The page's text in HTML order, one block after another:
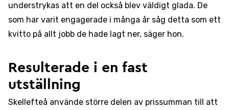
understrykas att en del också blev väldigt glada. De
som har varit engagerade i många år såg detta som ett
kvitto på allt jobb de hade lagt ner, säger hon.
Resulterade i en fast
utställning
Skellefteå använde större delen av prissumman till att